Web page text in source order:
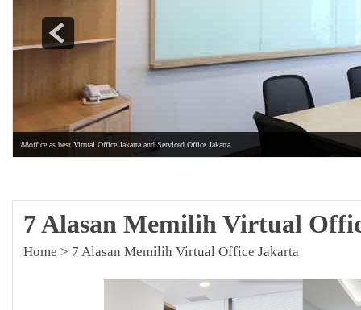
88office as best Virtual Office Jakarta and Serviced Office Jakarta
7 Alasan Memilih Virtual
Home > 7 Alasan Memilih Virtual Office Jakarta